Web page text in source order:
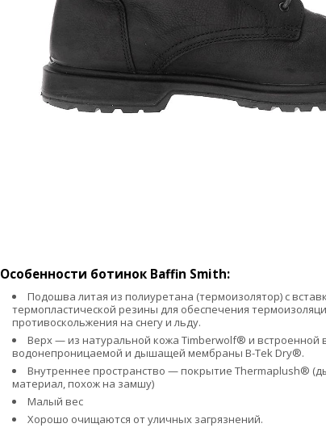
Особенности ботинок Baffin Smith:
Подошва литая из полиуретана (термоизолятор) с
термопластической резины для обеспечения
противоскольжения на снегу и льду.
Верх — из натуральной кожа Timberwolf® и встроенной
водонепроницаемой и дышащей мембраны B-Tek Dry®.
Внутреннее пространство — покрытие Thermaplush®
материал, похож на замшу)
Малый вес
Хорошо очищаются от уличных загрязнений.